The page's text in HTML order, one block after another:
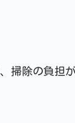
掃除の負担